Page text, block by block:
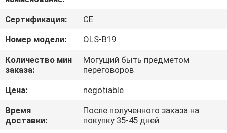
ПУТЕШЕСТВИЕ
ФАБРИКИ
ПРОВЕРКА
КАЧЕСТВА
СВЯЖИТЕСЬ
МЫ
Сертификация:
CE
Номер модели:
OLS-B19
Количество мин
заказа:
Могущий быть предметом
переговоров
Цена:
negotiable
Время
доставки:
После полученного заказа на
покупку 35-45 дней